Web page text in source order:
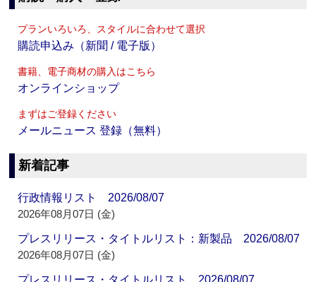
プランいろいろ、スタイルに合わせて選択
購読申込み（新聞 / 電子版）
書籍、電子商材の購入はこちら
オンラインショップ
まずはご登録ください
メールニュース 登録（無料）
新着記事
行政情報リスト 2026/08/07
2026年08月07日 (金)
プレスリリース・タイトルリスト：新製品 2026/08/07
2026年08月07日 (金)